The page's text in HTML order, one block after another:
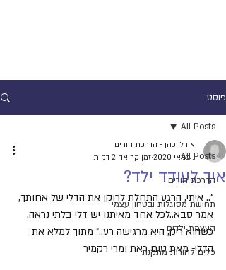
פוסט
All Posts
הדרכת הורים
תחושת מסוגלות ובטחון עצמי
העצמת ילדים
כלים להורות מתקנת
All Posts
איך לעודד ילד?
אורלי כהן - הדרכת הורים
1 במאי 2020
זמן קריאה 2 דקות
״.. איתי, הרגע התחלת לרוקן את הדלי של אחותך,
אמר סבא..לכל אחד מאיתנו יש דלי בלתי נראה.
כשהוא ריק, היא מרגישה רע..״ מתוך למלא את
הדלי- מאת טום ראת ומרי רקמיר